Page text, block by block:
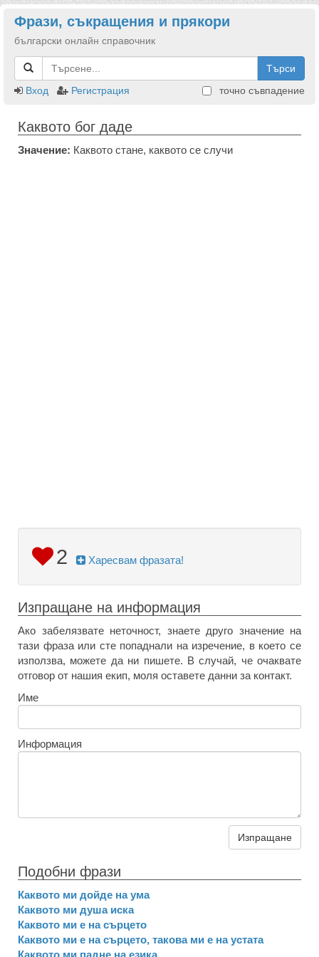
Фрази, съкращения и прякори
български онлайн справочник
Търси
Вход
Регистрация точно съвпадение
Каквото бог даде
Значение: Каквото стане, каквото се случи
2 Харесвам фразата!
Изпращане на информация
Ако забелязвате неточност, знаете друго значение на
тази фраза или сте попаднали на изречение, в което се
използва, можете да ни пишете. В случай, че очаквате
отговор от нашия екип, моля оставете данни за контакт.
Име
Информация
Изпращане
Подобни фрази
Каквото ми дойде на ума
Каквото ми душа иска
Каквото ми е на сърцето
Каквото ми е на сърцето, такова ми е на устата
Каквото ми падне на езика